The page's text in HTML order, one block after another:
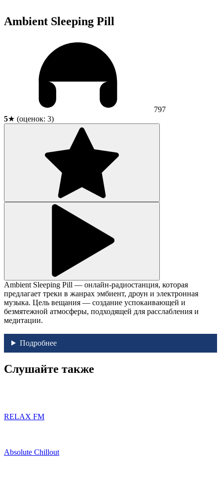
Ambient Sleeping Pill
797
5★ (оценок: 3)
Ambient Sleeping Pill — онлайн-радиостанция, которая
предлагает треки в жанрах эмбиент, дроун и электронная
музыка. Цель вещания — создание успокаивающей и
безмятежной атмосферы, подходящей для расслабления и
медитации.
Подробнее
Слушайте также
RELAX FM
Absolute Chillout